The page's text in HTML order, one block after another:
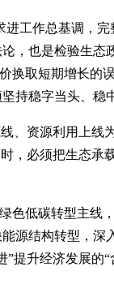
工作总基调，
也是检验生
取短期增长的
稳字当头、稳
、资源利用上
必须把生态
色低碳转型主
结构转型，
升经济发展的“